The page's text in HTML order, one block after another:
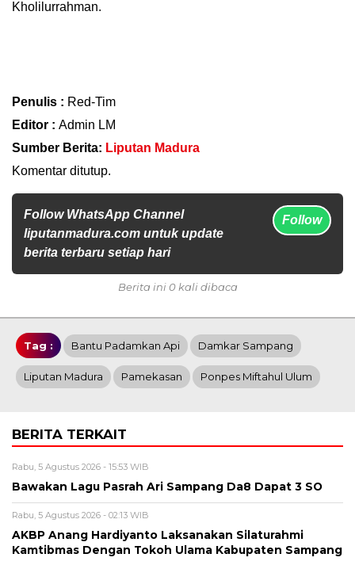
Kholilurrahman.
Penulis : Red-Tim
Editor : Admin LM
Sumber Berita: Liputan Madura
Komentar ditutup.
Follow WhatsApp Channel
liputanmadura.com untuk update
berita terbaru setiap hari
Follow
Berita ini 0 kali dibaca
Tag : Bantu Padamkan Api Damkar Sampang
Liputan Madura Pamekasan Ponpes Miftahul Ulum
BERITA TERKAIT
Rabu, 5 Agustus 2026 - 15:53 WIB
Bawakan Lagu Pasrah Ari Sampang Da8 Dapat 3 SO
Rabu, 5 Agustus 2026 - 02:13 WIB
AKBP Anang Hardiyanto Laksanakan Silaturahmi
Kamtibmas Dengan Tokoh Ulama Kabupaten Sampang